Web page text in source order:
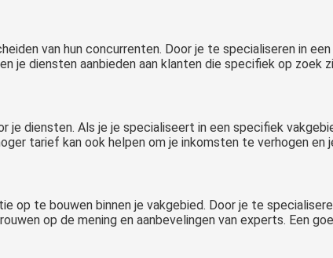
van hun concurrenten. Door je te specialiseren in
je diensten aanbieden aan klanten die specifiek op zoek
diensten. Als je je specialiseert in een specifiek
tarief kan ook helpen om je inkomsten te verhogen en
op te bouwen binnen je vakgebied. Door je te
op de mening en aanbevelingen van experts. Een